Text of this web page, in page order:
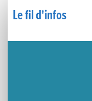
Summer Camp NBA
Le fil d'infos